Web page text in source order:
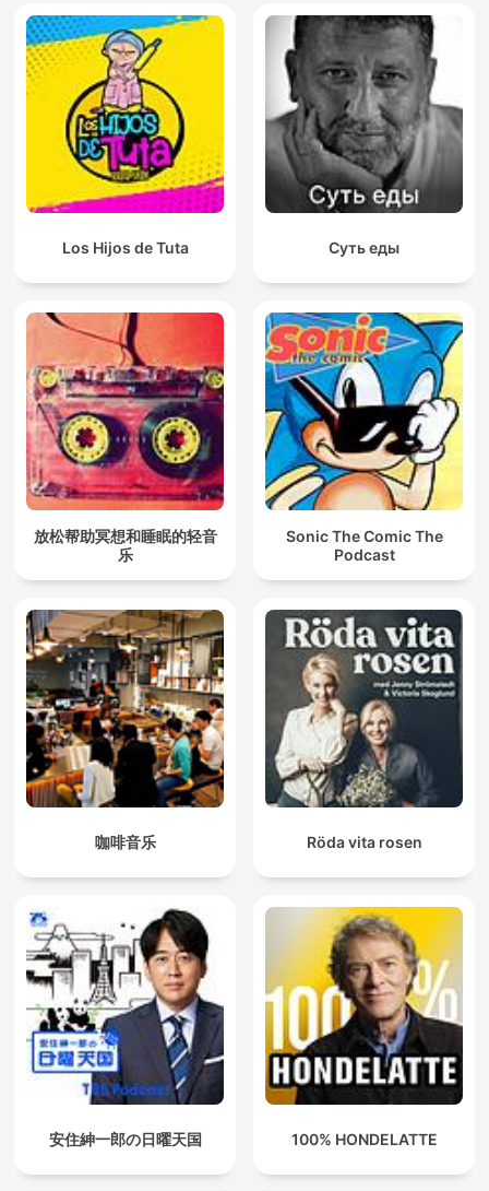
Los Hijos de Tuta Суть еды
放松帮助冥想和睡眠的轻音
乐
Sonic The Comic The
Podcast
咖啡音乐 Röda vita rosen
安住紳一郎の日曜天国 100% HONDELATTE